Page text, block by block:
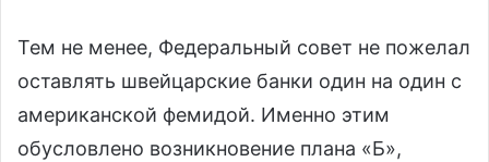
Тем не менее, Федеральный совет не пожелал
оставлять швейцарские банки один на один с
американской фемидой. Именно этим
обусловлено возникновение плана «Б»,